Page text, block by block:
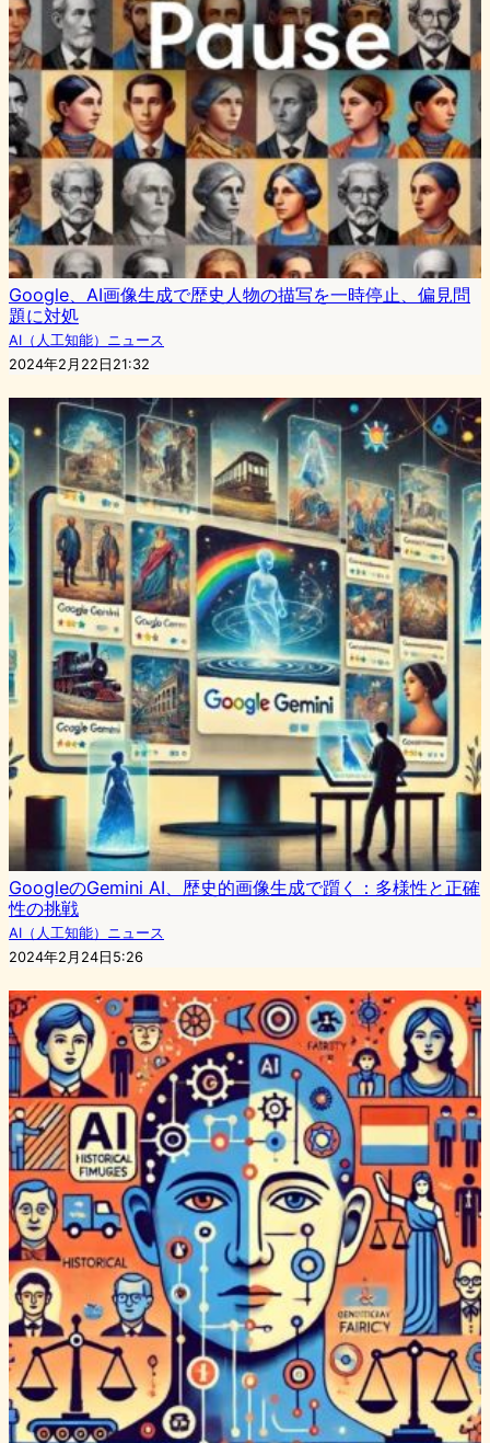
Google、AI画像生成で歴史人物の描写を一時停止、偏見問
題に対処
AI（人工知能）ニュース
2024年2月22日21:32
GoogleのGemini AI、歴史的画像生成で躓く：多様性と正確
性の挑戦
AI（人工知能）ニュース
2024年2月24日5:26